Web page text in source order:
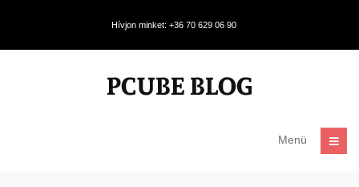
Hívjon minket: +36 70 629 06 90
Menü